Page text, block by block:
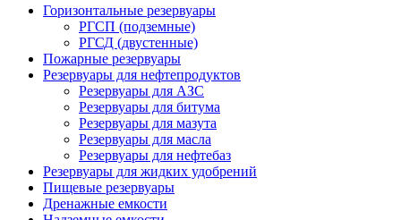
Горизонтальные резервуары
РГСП (подземные)
РГСД (двустенные)
Пожарные резервуары
Резервуары для нефтепродуктов
Резервуары для АЗС
Резервуары для битума
Резервуары для мазута
Резервуары для масла
Резервуары для нефтебаз
Резервуары для жидких удобрений
Пищевые резервуары
Дренажные емкости